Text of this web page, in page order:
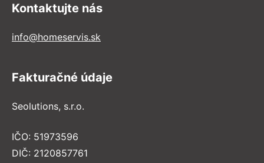
Kontaktujte nás
info@homeservis.sk
Fakturačné údaje
Seolutions, s.r.o.
IČO: 51973596
DIČ: 2120857761